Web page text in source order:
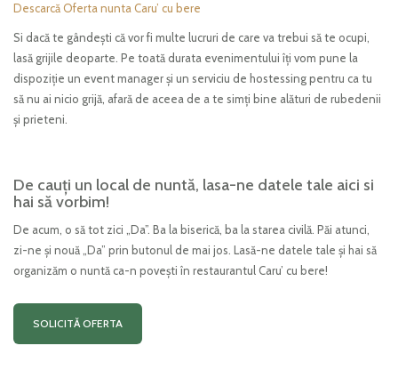
Descarcă Oferta nunta Caru’ cu bere
Si dacă te gândești că vor fi multe lucruri de care va trebui să te ocupi,
lasă grijile deoparte. Pe toată durata evenimentului îți vom pune la
dispoziție un event manager și un serviciu de hostessing pentru ca tu
să nu ai nicio grijă, afară de aceea de a te simți bine alături de rubedenii
și prieteni.
De cauți un local de nuntă, lasa-ne datele tale aici si
hai să vorbim!
De acum, o să tot zici „Da”. Ba la biserică, ba la starea civilă. Păi atunci,
zi-ne și nouă „Da” prin butonul de mai jos. Lasă-ne datele tale și hai să
organizăm o nuntă ca-n povești în restaurantul Caru’ cu bere!
SOLICITĂ OFERTA